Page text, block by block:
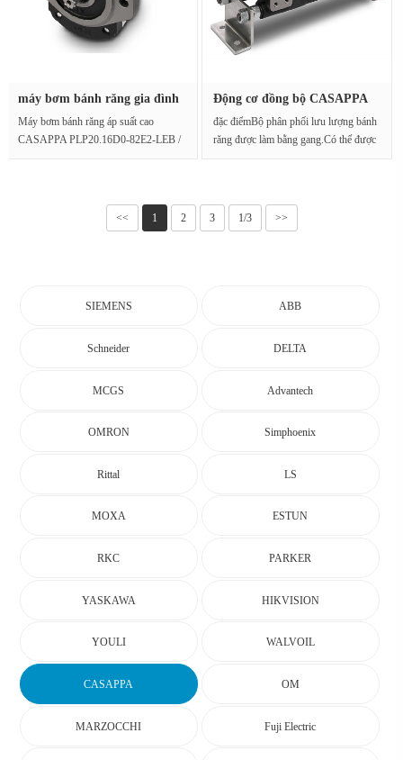
máy bơm bánh răng gia đình
Máy bơm bánh răng áp suất cao
CASAPPA PLP20.16D0-82E2-LEB /
Động cơ đồng bộ CASAPPA
đặc điểmBộ phân phối lưu lượng bánh
răng được làm bằng gang.Có thể được
<< 1 2 3 1/3 >>
SIEMENS ABB
Schneider DELTA
MCGS Advantech
OMRON Simphoenix
Rittal LS
MOXA ESTUN
RKC PARKER
YASKAWA HIKVISION
YOULI WALVOIL
CASAPPA OM
MARZOCCHI Fuji Electric